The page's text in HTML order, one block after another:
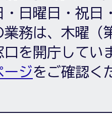
・日曜日・祝日
業務は、木曜（
口を開庁してい
ージをご確認く